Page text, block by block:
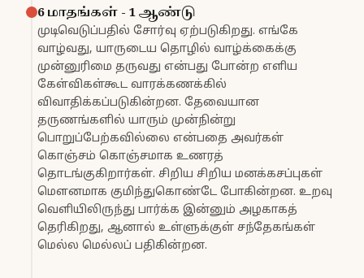
6 மாதங்கள் - 1 ஆண்டு
முடிவெடுப்பதில் சோர்வு ஏற்படுகிறது. எங்கே
வாழ்வது, யாருடைய தொழில் வாழ்க்கைக்கு
முன்னுரிமை தருவது என்பது போன்ற எளிய
கேள்விகள்கூட வாரக்கணக்கில்
விவாதிக்கப்படுகின்றன. தேவையான
தருணங்களில் யாரும் முன்நின்று
பொறுப்பேற்கவில்லை என்பதை அவர்கள்
கொஞ்சம் கொஞ்சமாக உணரத்
தொடங்குகிறார்கள். சிறிய சிறிய மனக்கசப்புகள்
மௌனமாக குமிந்துகொண்டே போகின்றன. உறவு
வெளியிலிருந்து பார்க்க இன்னும் அழகாகத்
தெரிகிறது, ஆனால் உள்ளுக்குள் சந்தேகங்கள்
மெல்ல மெல்லப் பதிகின்றன.